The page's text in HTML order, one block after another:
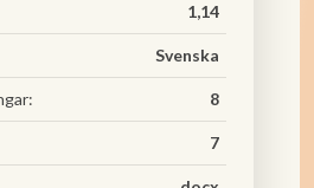
1,14
Svenska
8
7